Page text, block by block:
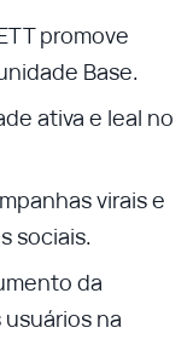
promove
Base.
ativa e leal no
virais e
sociais.
da
na